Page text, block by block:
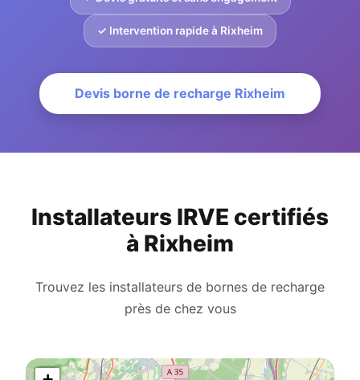
✓ Intervention rapide à Rixheim
Devis borne de recharge Rixheim
Installateurs IRVE certifiés
à Rixheim
Trouvez les installateurs de bornes de recharge
près de chez vous